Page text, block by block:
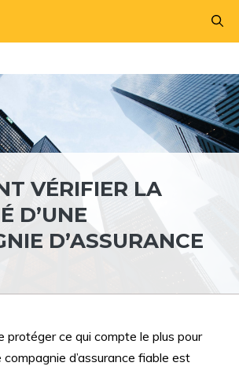
VÉRIFIER LA
D’UNE
D’ASSURANCE
protéger ce qui compte le plus pour
compagnie d’assurance fiable est